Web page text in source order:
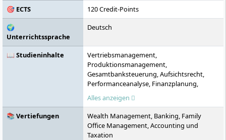
🎯 ECTS
120 Credit-Points
🌍
Unterrichtssprache
Deutsch
📖 Studieninhalte
Vertriebsmanagement,
Produktionsmanagement,
Gesamtbanksteuerung, Aufsichtsrecht,
Performanceanalyse, Finanzplanung,
Nachfolgeplanung, Private Equity,
Hedgefonds, Internationale
Rechnungslegung, Steuerrecht
Alles anzeigen
📚 Vertiefungen
Wealth Management, Banking, Family
Office Management, Accounting und
Taxation